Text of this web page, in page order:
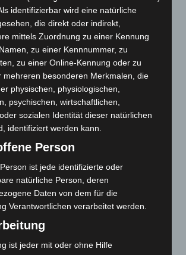
Zahlreiche neue Bäume wurden
und Kühlung in den
Bei der Auswahl der Gehölze wurden
Arten gewählt, damit diese ihre
während längerer Trockenperioden
dient die Sanierung von
Erhalt der Vitalität der Bäume.
der Anpassungsstrategie sind die
Stadtplanung und das klimaangepasste
Bauvorhaben wird darauf geachtet,
und
erhalten bleiben. Der Erhalt von
die Anlage von kleinen Grünflächen
ist ebenso Teil der Strategie
Materialien für Fassaden und
identifizierbar wird eine natürliche
die direkt oder indirekt,
mittels Zuordnung zu einer Kennung
zu einer Kennnummer, zu
zu einer Online-Kennung oder zu
mehreren besonderen Merkmalen, die
physischen, physiologischen,
psychischen, wirtschaftlichen,
sozialen Identität dieser natürlichen
identifiziert werden kann.
Person
ist jede identifizierte oder
natürliche Person, deren
Daten von dem für die
Verantwortlichen verarbeitet werden.
ist jeder mit oder ohne Hilfe